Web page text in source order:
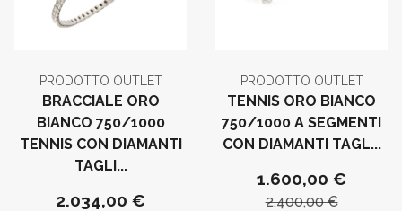
PRODOTTO OUTLET
BRACCIALE ORO
BIANCO 750/1000
TENNIS CON DIAMANTI
TAGLI...
2.034,00 €
PRODOTTO OUTLET
TENNIS ORO BIANCO
750/1000 A SEGMENTI
CON DIAMANTI TAGL...
1.600,00 €
2.400,00 €